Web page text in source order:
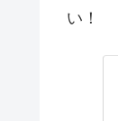
い！